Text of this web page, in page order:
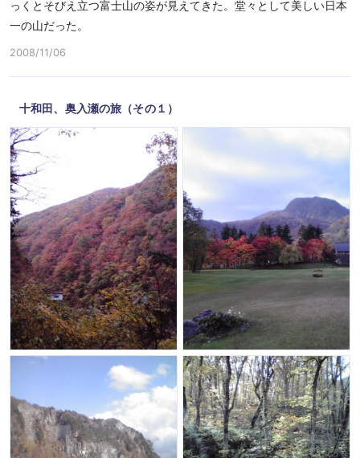
っくとそびえ立つ富士山の姿が見えてきた。堂々として美しい日本
一の山だった。
2008/11/06
十和田、奥入瀬の旅（その１）